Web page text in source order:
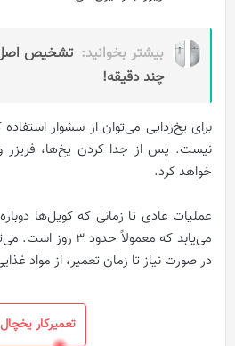
بیشتر بخوانید: تشخیص
چند دقیقه!
برای یخ‌زدایی می‌توان از سشوار
نیست. پس از جدا کردن یخ‌ها، فریزر
خواهد کرد.
عملیات عادی تا زمانی که کویل‌ها
می‌یابد که معمولاً
در صورت نیاز تا زمان تعمیر، از مواد
تعمیرکار یخچال